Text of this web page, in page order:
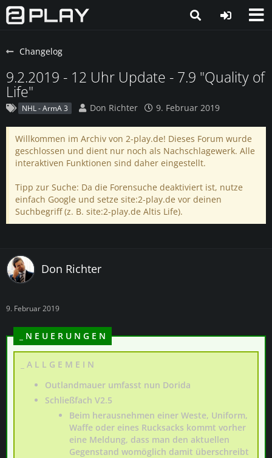
Changelog
9.2.2019 - 12 Uhr Update - 7.9 "Quality of
Life"
NHL - ArmA 3 Don Richter 9. Februar 2019
Willkommen im Archiv von 2-play.de! Dieses Forum wurde
geschlossen und dient nur noch als Nachschlagewerk. Alle
interaktiven Funktionen sind daher eingestellt.
Tipp zur Suche: Da die Forensuche deaktiviert ist, nutze
einfach Google und setze site:2-play.de vor deinen
Suchbegriff (z. B. site:2-play.de Altis Life).
Don Richter
9. Februar 2019
_ N E U E R U N G E N
_ A L L G E M E I N
Outlandmauer umfasst nun Dorida
Schließfach V2.5
Beim herausnehmen einer Weste, Uniform,
Waffe oder eines Rucksacks kommt vorher
eine Meldung, dass man den aktuellen
Gegenstand womöglich damit überschreibt